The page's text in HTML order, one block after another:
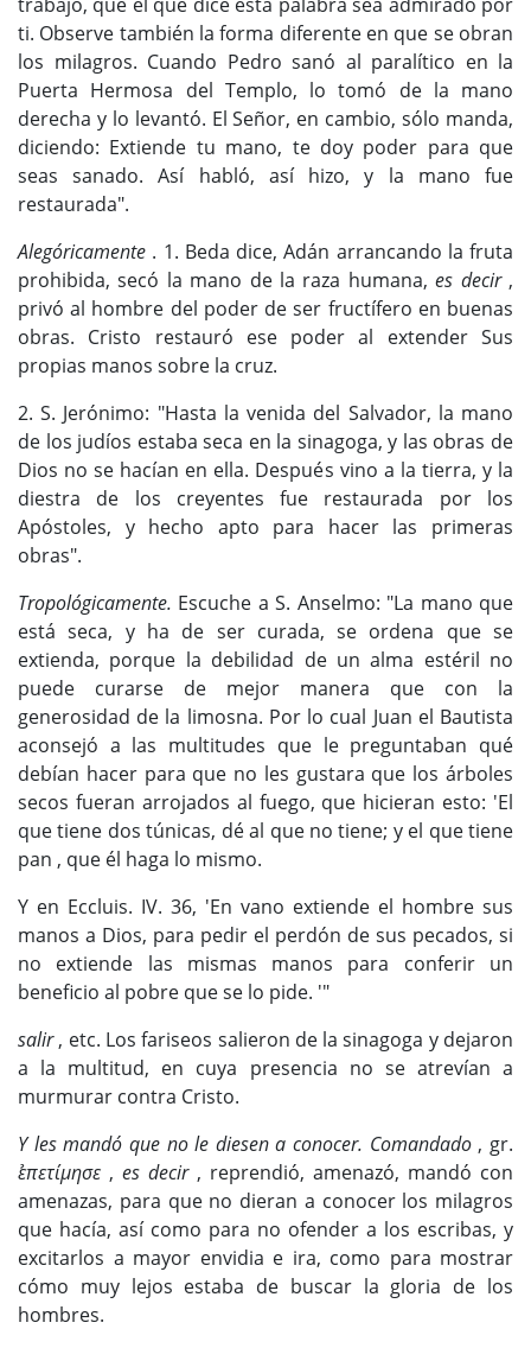
ti. Observe también la forma diferente en que se obran
los milagros. Cuando Pedro sanó al paralítico en la
Puerta Hermosa del Templo, lo tomó de la mano
derecha y lo levantó. El Señor, en cambio, sólo manda,
diciendo: Extiende tu mano, te doy poder para que
seas sanado. Así habló, así hizo, y la mano fue
restaurada".
Alegóricamente . 1. Beda dice, Adán arrancando la fruta
prohibida, secó la mano de la raza humana,es decir,
privó al hombre del poder de ser fructífero en buenas
obras. Cristo restauró ese poder al extender Sus
propias manos sobre la cruz.
2. S. Jerónimo: "Hasta la venida del Salvador, la mano
de los judíos estaba seca en la sinagoga, y las obras de
Dios no se hacían en ella. Después vino a la tierra, y la
diestra de los creyentes fue restaurada por los
Apóstoles, y hecho apto para hacer las primeras
obras".
Tropológicamente. Escuche a S. Anselmo: "La mano que
está seca, y ha de ser curada, se ordena que se
extienda, porque la debilidad de un alma estéril no
puede curarse de mejor manera que con la
generosidad de la limosna. Por lo cual Juan el Bautista
aconsejó a las multitudes que le preguntaban qué
debían hacer para que no les gustara que los árboles
secos fueran arrojados al fuego, que hicieran esto: 'El
que tiene dos túnicas, dé al que no tiene; y el que tiene
pan , que él haga lo mismo.
Y en Eccluis. IV. 36, 'En vano extiende el hombre sus
manos a Dios, para pedir el perdón de sus pecados, si
no extiende las mismas manos para conferir un
beneficio al pobre que se lo pide. '"
salir, etc. Los fariseos salieron de la sinagoga y dejaron
a la multitud, en cuya presencia no se atrevían a
murmurar contra Cristo.
Y les mandó que no le diesen a conocer. Comandado, gr.
ε̉πετίμησε , es decir, reprendió, amenazó, mandó con
amenazas, para que no dieran a conocer los milagros
que hacía, así como para no ofender a los escribas, y
excitarlos a mayor envidia e ira, como para mostrar
cómo muy lejos estaba de buscar la gloria de los
hombres.